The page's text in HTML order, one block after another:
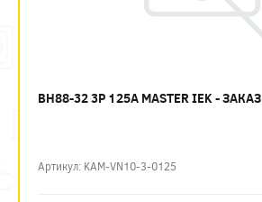
ВН88-32 3P 125А MASTER IEK - ЗАКАЗ
Артикул: KAM-VN10-3-0125